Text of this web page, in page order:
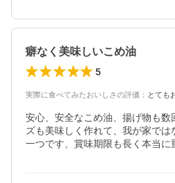
癖なく美味しいこめ油
5
実際に食べてみたおいしさの評価 ： とても
安心、安全なこめ油、揚げ物も数
ズも美味しく作れて、我が家で
一つです、賞味期限も長く本当に